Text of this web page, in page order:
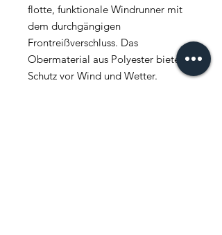
flotte, funktionale Windrunner mit
dem durchgängigen
Frontreißverschluss. Das
Obermaterial aus Polyester bietet
Schutz vor Wind und Wetter.